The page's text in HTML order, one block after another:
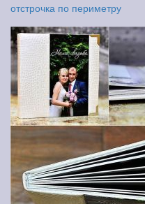
отстрочка по периметру